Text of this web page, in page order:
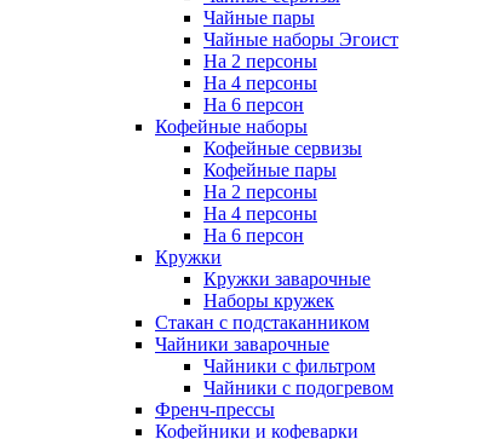
Чайные пары
Чайные наборы Эгоист
На 2 персоны
На 4 персоны
На 6 персон
Кофейные наборы
Кофейные сервизы
Кофейные пары
На 2 персоны
На 4 персоны
На 6 персон
Кружки
Кружки заварочные
Наборы кружек
Стакан с подстаканником
Чайники заварочные
Чайники с фильтром
Чайники с подогревом
Френч-прессы
Кофейники и кофеварки